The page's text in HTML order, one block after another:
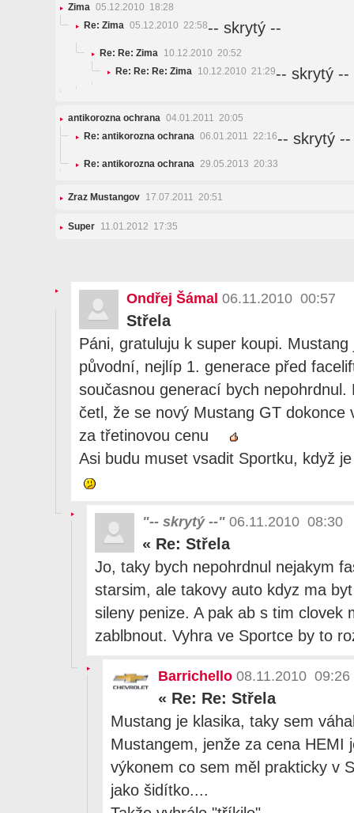
Zima 05.12.2010 18:28
Re: Zima 05.12.2010 22:58-- skrytý --
Re: Re: Zima 10.12.2010 20:52
Re: Re: Re: Zima 10.12.2010 21:29-- skrytý --
antikorozna ochrana 04.01.2011 20:05
Re: antikorozna ochrana 06.01.2011 22:16-- skrytý --
Re: antikorozna ochrana 29.05.2013 20:33
Zraz Mustangov 17.07.2011 20:51
Super 11.01.2012 17:35
Ondřej Šámal 06.11.2010 00:57
Střela
Páni, gratuluju k super koupi.
původní, nejlíp 1. generace před
současnou generací bych nepohrdnul.
četl, že se nový Mustang GT dokonce
za třetinovou cenu
Asi budu muset vsadit Sportku, když
"-- skrytý --" 06.11.2010 08:30
« Re: Střela
Jo, taky bych nepohrdnul nejakym
starsim, ale takovy auto kdyz ma
sileny penize. A pak ab s tim clovek
zablbnout. Vyhra ve Sportce by to
Barrichello 08.11.2010 09:26
« Re: Re: Střela
Mustang je klasika, taky sem
Mustangem, jenže za cena HEMI
výkonem co sem měl prakticky v
jako šidítko....